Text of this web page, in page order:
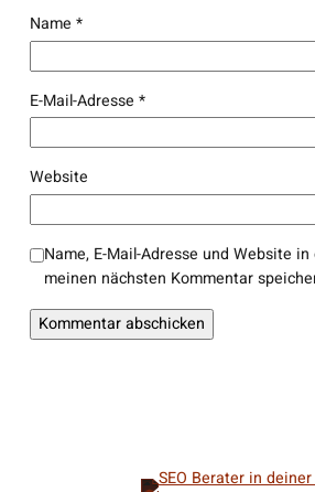
Name *
E-Mail-Adresse *
Website
Name, E-Mail-Adresse und Website
meinen nächsten Kommentar